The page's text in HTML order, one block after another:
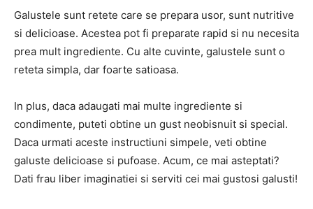
Galustele sunt retete care se prepara usor, sunt nutritive
si delicioase. Acestea pot fi preparate rapid si nu necesita
prea mult ingrediente. Cu alte cuvinte, galustele sunt o
reteta simpla, dar foarte satioasa.
In plus, daca adaugati mai multe ingrediente si
condimente, puteti obtine un gust neobisnuit si special.
Daca urmati aceste instructiuni simpele, veti obtine
galuste delicioase si pufoase. Acum, ce mai asteptati?
Dati frau liber imaginatiei si serviti cei mai gustosi galusti!